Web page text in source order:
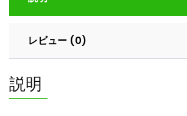
ッ
舗
ツ
イ
レビュー (0)
説明